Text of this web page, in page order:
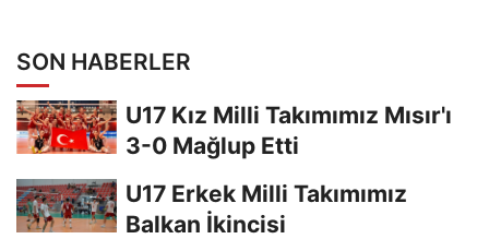
SON HABERLER
U17 Kız Milli Takımımız Mısır'ı
3-0 Mağlup Etti
U17 Erkek Milli Takımımız
Balkan İkincisi